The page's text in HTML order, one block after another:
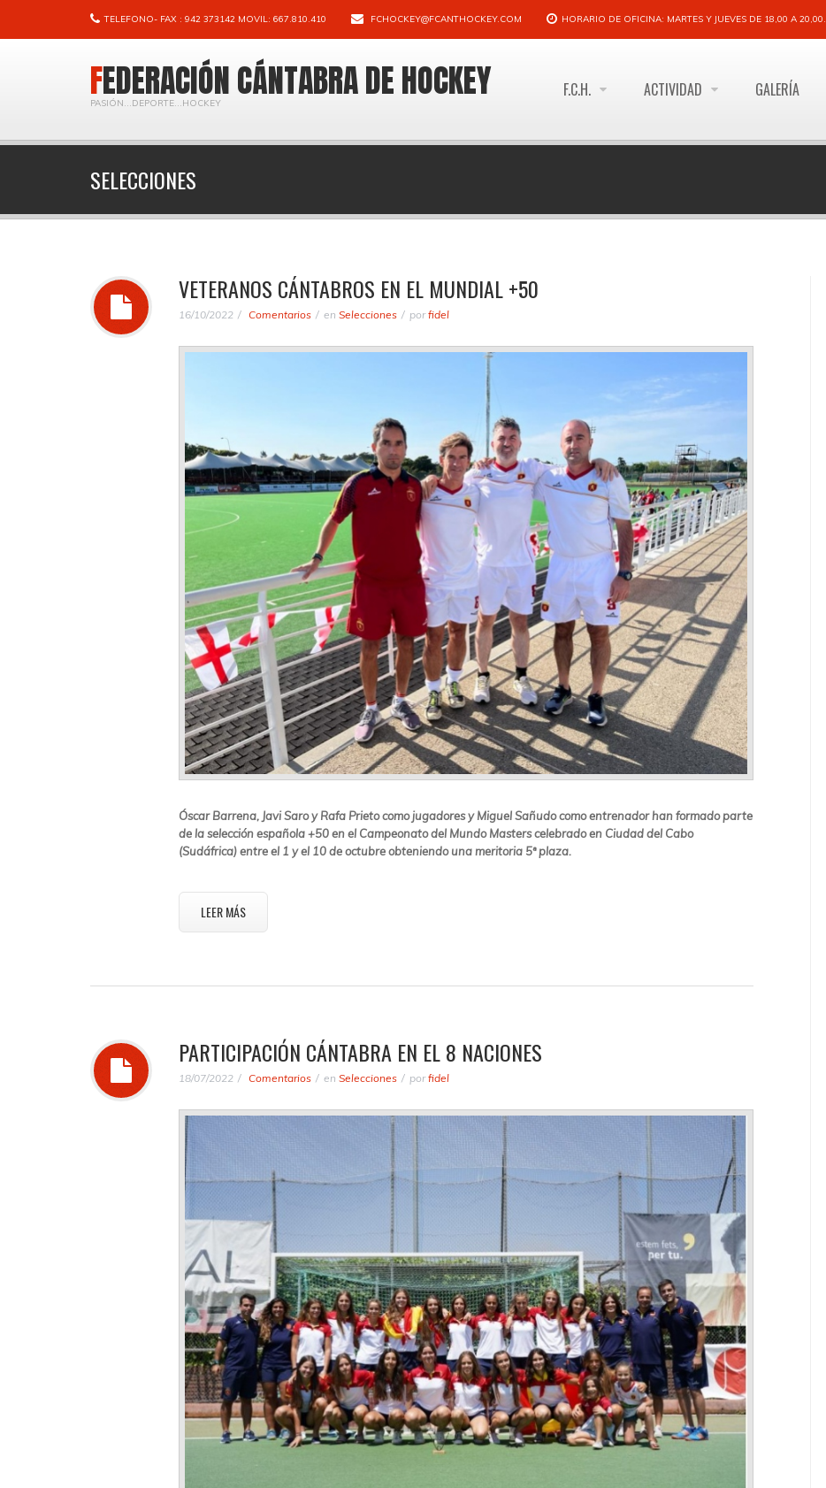
TELEFONO- FAX : 942 373142 MOVIL: 667.810.410 FCHOCKEY@FCANTHOCKEY.COM HORARIO DE OFICINA: MARTES Y JUEVES DE 18,00 A 20,00.
FEDERACIÓN CÁNTABRA DE HOCKEY
PASIÓN...DEPORTE...HOCKEY
F.C.H. ACTIVIDAD GALERÍA
SELECCIONES
VETERANOS CÁNTABROS EN EL MUNDIAL +50
16/10/2022 Comentarios en Selecciones porfidel
Óscar Barrena, Javi Saro y Rafa Prieto como jugadores y Miguel Sañudo como entrenador han formado parte
de la selección española +50 en el Campeonato del Mundo Masters celebrado en Ciudad del Cabo
(Sudáfrica) entre el 1 y el 10 de octubre obteniendo una meritoria 5ª plaza.
LEER MÁS
PARTICIPACIÓN CÁNTABRA EN EL 8 NACIONES
18/07/2022 Comentarios en Selecciones porfidel